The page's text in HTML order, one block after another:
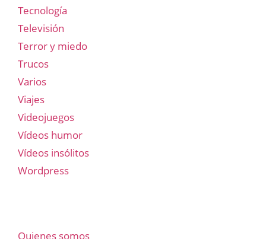
Tecnología
Televisión
Terror y miedo
Trucos
Varios
Viajes
Videojuegos
Vídeos humor
Vídeos insólitos
Wordpress
Quienes somos